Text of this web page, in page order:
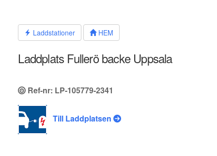
innehållet Laddstationer HEM
Laddplats Fullerö backe Uppsala
Ref-nr: LP-105779-2341
Till Laddplatsen